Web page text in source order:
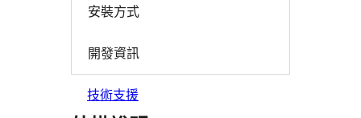
安裝方式
開發資訊
技術支援